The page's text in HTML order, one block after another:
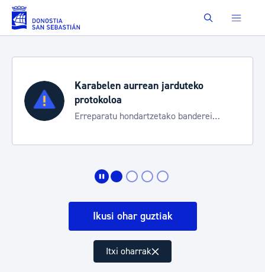
Eduki nagusira joan Buscar
Karabelen aurrean jarduteko
protokoloa
Erreparatu hondartzetako banderei
Ikusi ohar guztiak
Itxi oharrak